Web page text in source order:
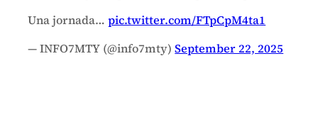
Una jornada…pic.twitter.com/FTpCpM4ta1
— INFO7MTY (@info7mty)September 22, 2025